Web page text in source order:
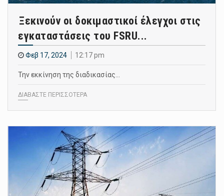
Ξεκινούν οι δοκιμαστικοί έλεγχοι στις
εγκαταστάσεις του FSRU...
Φεβ 17, 2024 12:17 pm
Την εκκίνηση της διαδικασίας…
ΔΙΑΒΑΣΤΕ ΠΕΡΙΣΣΟΤΕΡΑ